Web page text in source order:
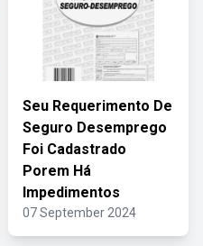
Seu Requerimento De
Seguro Desemprego
Foi Cadastrado
Porem Há
Impedimentos
07 September 2024